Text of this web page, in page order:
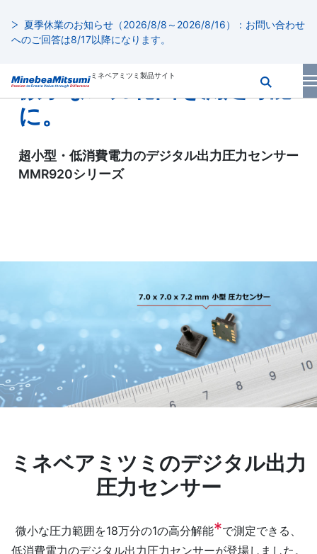
夏季休業のお知らせ（2026/8/8～2026/8/16）：お問い合わせ
へのご回答は8/17以降になります。
ミネベアミツミ製品サイト
微小な圧力範囲を測定可能
に。
超小型・低消費電力のデジタル出力圧力センサー
MMR920シリーズ
ミネベアミツミのデジタル出力
圧力センサー
微小な圧力範囲を18万分の1の高分解能*で測定できる、
低消費電力のデジタル出力圧力センサーが登場しました。